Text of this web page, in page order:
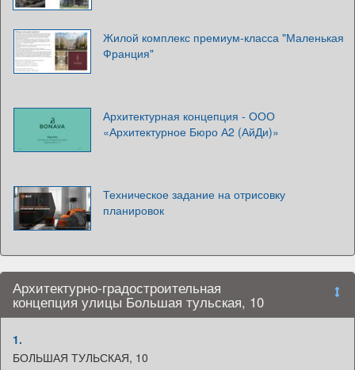
Жилой комплекс премиум-класса "Маленькая
Франция"
Архитектурная концепция - ООО
«Архитектурное Бюро А2 (АйДи)»
Техническое задание на отрисовку
планировок
Архитектурно-градостроительная
концепция улицы Большая тульская, 10
1.
БОЛЬШАЯ ТУЛЬСКАЯ, 10